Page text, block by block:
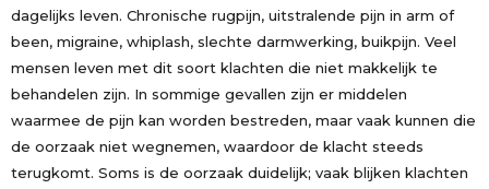
dagelijks leven. Chronische rugpijn, uitstralende pijn in arm of
been, migraine, whiplash, slechte darmwerking, buikpijn. Veel
mensen leven met dit soort klachten die niet makkelijk te
behandelen zijn. In sommige gevallen zijn er middelen
waarmee de pijn kan worden bestreden, maar vaak kunnen die
de oorzaak niet wegnemen, waardoor de klacht steeds
terugkomt. Soms is de oorzaak duidelijk; vaak blijken klachten